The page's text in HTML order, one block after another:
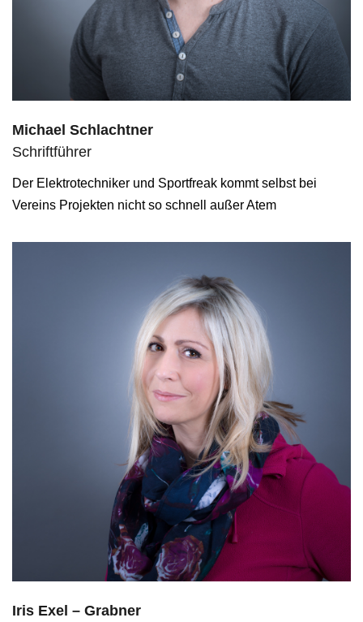
Michael Schlachtner
Schriftführer
Der Elektrotechniker und Sportfreak kommt selbst bei
Vereins Projekten nicht so schnell außer Atem
Iris Exel – Grabner